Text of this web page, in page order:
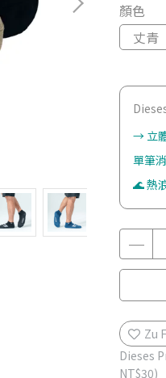
顏色
丈青
→ 立
單筆
🌊 熱
Zu
Dieses
NT$30)